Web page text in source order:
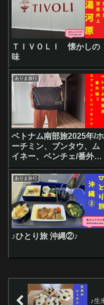
ＴＩＶＯＬＩ 懐かしの
味
ありま旅行
ベトナム南部旅2025年/ホ
ーチミン、ブンタウ、ム
イネー、ベンチェ/番外編
２ 移動とパッキング
ありま旅行
♪ひとり旅 沖縄②♪
♪生